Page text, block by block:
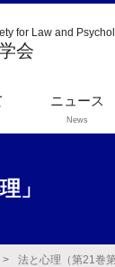
for Law and
会
ニュース
News
」
法と心理（第21巻第